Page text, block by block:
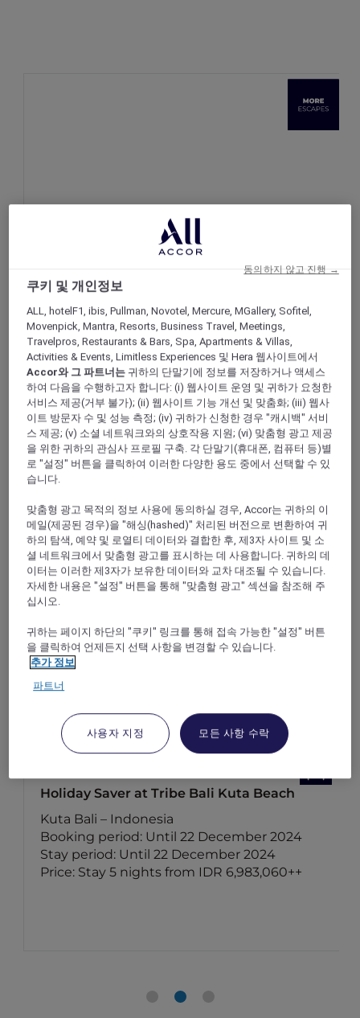
Queensland – Australia
Booking period: Now until 31 March 2025
Stay period: Now until 31 March 2025
Price: Stay 3 nights from AUD 855
Holiday Saver at Tribe Bali Kuta Beach
Kuta Bali – Indonesia
Booking period: Until 22 December 2024
Stay period: Until 22 December 2024
Price: Stay 5 nights from IDR 6,983,060++
쿠키 및 개인정보
ALL, hotelF1, ibis, Pullman, Novotel, Mercure, MGallery, Sofitel,
Movenpick, Mantra, Resorts, Business Travel, Meetings,
Travelpros, Restaurants & Bars, Spa, Apartments & Villas,
Activities & Events, Limitless Experiences 및 Hera 웹사이트에서
Accor와 그 파트너는 귀하의 단말기에 정보를 저장하거나 액세스
하여 다음을 수행하고자 합니다: (i) 웹사이트 운영 및 귀하가 요청한
서비스 제공(거부 불가); (ii) 웹사이트 기능 개선 및 맞춤화; (iii) 웹사
이트 방문자 수 및 성능 측정; (iv) 귀하가 신청한 경우 "캐시백" 서비
스 제공; (v) 소셜 네트워크와의 상호작용 지원; (vi) 맞춤형 광고 제공
을 위한 귀하의 관심사 프로필 구축. 각 단말기(휴대폰, 컴퓨터 등)별
로 "설정" 버튼을 클릭하여 이러한 다양한 용도 중에서 선택할 수 있
습니다.
맞춤형 광고 목적의 정보 사용에 동의하실 경우, Accor는 귀하의 이
메일(제공된 경우)을 "해싱(hashed)" 처리된 버전으로 변환하여 귀
하의 탐색, 예약 및 로열티 데이터와 결합한 후, 제3자 사이트 및 소
셜 네트워크에서 맞춤형 광고를 표시하는 데 사용합니다. 귀하의 데
이터는 이러한 제3자가 보유한 데이터와 교차 대조될 수 있습니다.
자세한 내용은 "설정" 버튼을 통해 "맞춤형 광고" 섹션을 참조해 주
십시오.
귀하는 페이지 하단의 "쿠키" 링크를 통해 접속 가능한 "설정" 버튼
을 클릭하여 언제든지 선택 사항을 변경할 수 있습니다.
추가 정보
파트너
사용자 지정 모든 사항 수락
동의하지 않고 진행 →